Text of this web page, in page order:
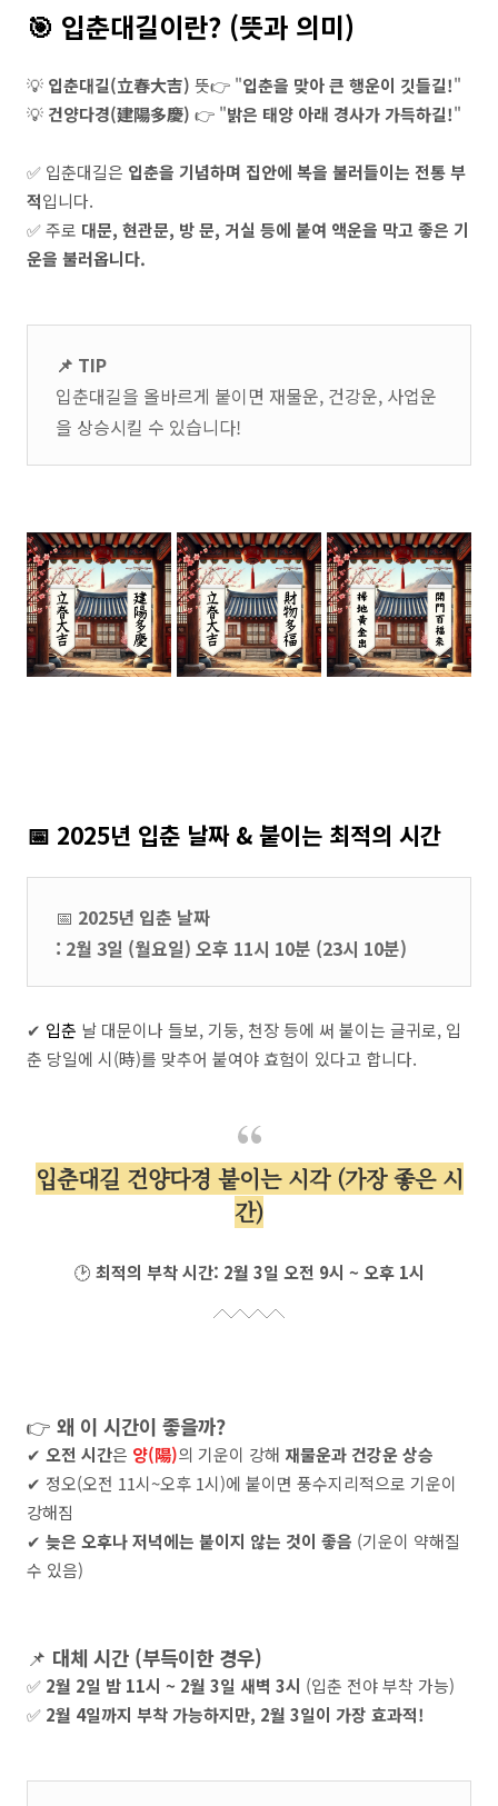
🎯 입춘대길이란? (뜻과 의미)
💡 입춘대길(立春大吉) 뜻👉 "입춘을 맞아 큰 행운이 깃들길!"
💡 건양다경(建陽多慶) 👉 "밝은 태양 아래 경사가 가득하길!"
✅ 입춘대길은 입춘을 기념하며 집안에 복을 불러들이는 전통 부
적입니다.
✅ 주로 대문, 현관문, 방 문, 거실 등에 붙여 액운을 막고 좋은 기
운을 불러옵니다.
📌 TIP
입춘대길을 올바르게 붙이면 재물운, 건강운, 사업운
을 상승시킬 수 있습니다!
📅 2025년 입춘 날짜 & 붙이는 최적의 시간
📅 2025년 입춘 날짜
: 2월 3일 (월요일) 오후 11시 10분 (23시 10분)
✔ 입춘 날 대문이나 들보, 기둥, 천장 등에 써 붙이는 글귀로, 입
춘 당일에 시(時)를 맞추어 붙여야 효험이 있다고 합니다.
입춘대길 건양다경 붙이는 시각 (가장 좋은 시
간)
🕑 최적의 부착 시간: 2월 3일 오전 9시 ~ 오후 1시
👉 왜 이 시간이 좋을까?
✔ 오전 시간은 양(陽)의 기운이 강해 재물운과 건강운 상승
✔ 정오(오전 11시~오후 1시)에 붙이면 풍수지리적으로 기운이
강해짐
✔ 늦은 오후나 저녁에는 붙이지 않는 것이 좋음 (기운이 약해질
수 있음)
📌 대체 시간 (부득이한 경우)
✅ 2월 2일 밤 11시 ~ 2월 3일 새벽 3시 (입춘 전야 부착 가능)
✅ 2월 4일까지 부착 가능하지만, 2월 3일이 가장 효과적!